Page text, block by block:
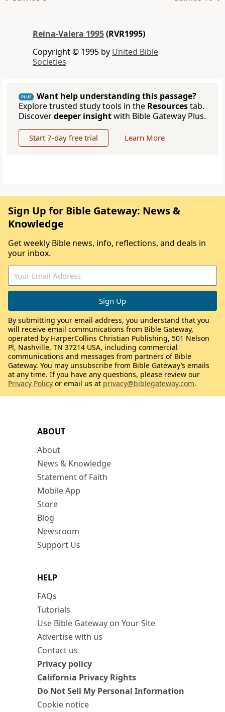
Reina-Valera 1995(RVR1995)
Copyright © 1995 by United Bible
Societies
PLUS
Want help understanding this passage?
Explore trusted study tools in the Resourcestab.
Discoverdeeper insightwith Bible Gateway Plus.
Start 7-day free trial Learn More
ABOUT
About
News & Knowledge
Statement of Faith
Mobile App
Store
Blog
Newsroom
Support Us
HELP
FAQs
Tutorials
Use Bible Gateway on Your Site
Advertise with us
Contact us
Privacy policy
California Privacy Rights
Do Not Sell My Personal Information
Cookie notice
Sign Up for Bible Gateway: News &
Knowledge
Get weekly Bible news, info, reflections, and deals in
your inbox.
By submitting your email address, you understand that you
will receive email communications from Bible Gateway,
operated by HarperCollins Christian Publishing, 501 Nelson
Pl, Nashville, TN 37214 USA, including commercial
communications and messages from partners of Bible
Gateway. You may unsubscribe from Bible Gateway’s emails
at any time. If you have any questions, please review our
Privacy Policy or email us at privacy@biblegateway.com.